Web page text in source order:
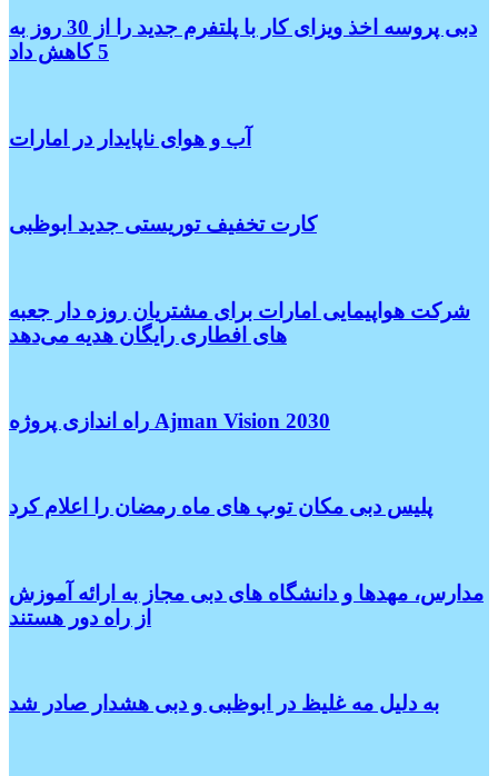
دبی پروسه اخذ ویزای کار با پلتفرم جدید را از 30 روز به
5 کاهش داد
آب و هوای ناپایدار در امارات
کارت تخفیف توریستی جدید ابوظبی
شرکت هواپیمایی امارات برای مشتریان روزه دار جعبه
های افطاری رایگان هدیه می‌دهد
راه اندازی پروژه Ajman Vision 2030
پلیس دبی مکان توپ های ماه رمضان را اعلام کرد
مدارس، مهدها و دانشگاه های دبی مجاز به ارائه آموزش
از راه دور هستند
به دلیل مه غلیظ در ابوظبی و دبی هشدار صادر شد